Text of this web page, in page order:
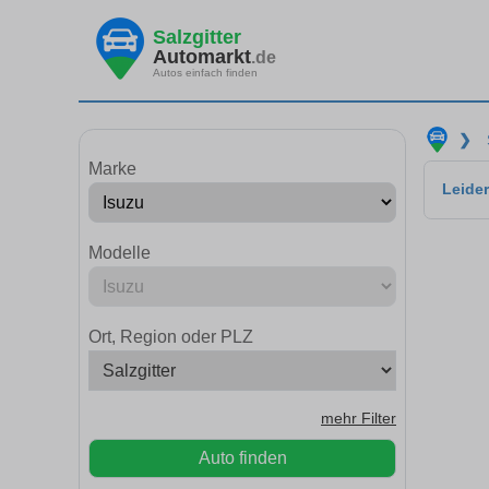
Salzgitter
Automarkt.de
Autos einfach finden
Marke
Modelle
Ort, Region oder PLZ
mehr Filter
Auto finden
❯